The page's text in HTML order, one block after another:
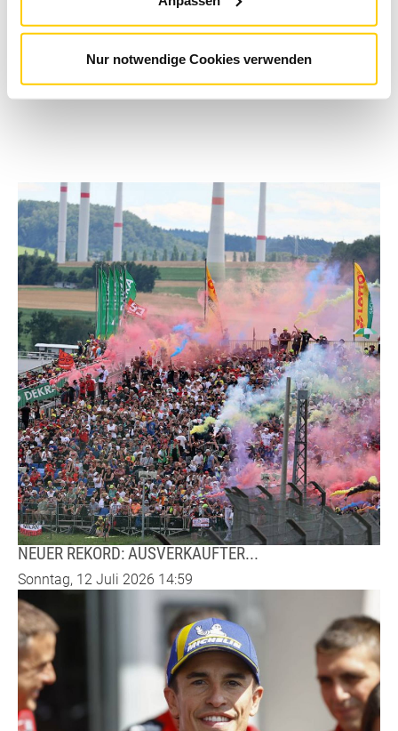
Nur notwendige Cookies verwenden
Foto: ADAC Sachsen
NEUER REKORD: AUSVERKAUFTER...
Sonntag, 12 Juli 2026 14:59